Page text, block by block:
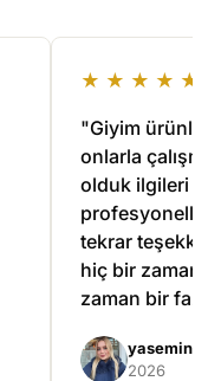
★★★★★
"Giyim
onlarla
olduk ilgileri ve
tekrar teşekkür
hiç bir zaman
zaman bir
yasemin
2026